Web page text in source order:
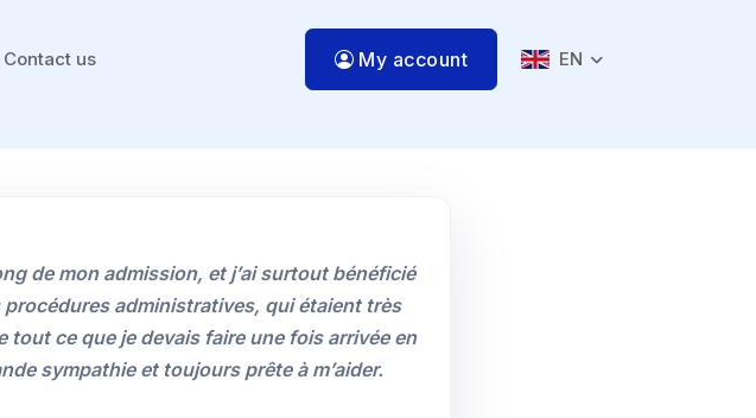
Contact us My account EN
de mon admission, et j’ai surtout bénéficié
procédures administratives, qui étaient très
tout ce que je devais faire une fois arrivée en
sympathie et toujours prête à m’aider.